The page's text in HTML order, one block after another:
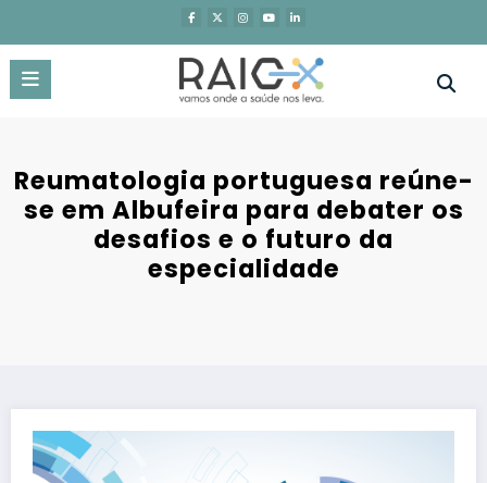
o
conteúdo
Reumatologia portuguesa reúne-
se em Albufeira para debater os
desafios e o futuro da
especialidade